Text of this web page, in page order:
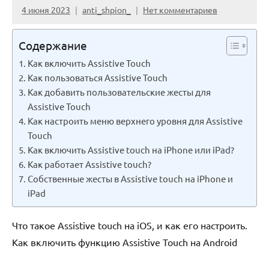
4 июня 2023 anti_shpion_ Нет комментариев
Содержание
Как включить Assistive Touch
Как пользоваться Assistive Touch
Как добавить пользовательские жесты для
Assistive Touch
Как настроить меню верхнего уровня для Assistive
Touch
Как включить Assistive touch на iPhone или iPad?
Как работает Assistive touch?
Собственные жесты в Assistive touch на iPhone и
iPad
Что такое Assistive touch на iOS, и как его настроить.
Как включить функцию Assistive Touch на Android